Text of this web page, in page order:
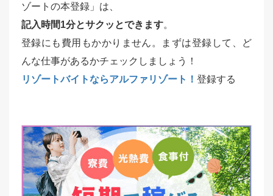
ゾートの本登録」は、
記入時間1分とサクッとできます。
登録にも費用もかかりません。まずは登録して、ど
んな仕事があるかチェックしましょう！
リゾートバイトならアルファリゾート！ 登録する